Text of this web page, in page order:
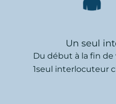
Un seul
Du début à la fin
1seul interlocuteur